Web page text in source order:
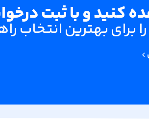
کنید و با ثبت
برای بهترین انتخاب